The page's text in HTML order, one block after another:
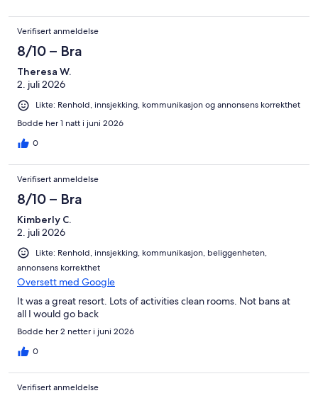
Verifisert anmeldelse
8/10 – Bra
Theresa W.
2. juli 2026
Likte: Renhold, innsjekking, kommunikasjon og annonsens korrekthet
Bodde her 1 natt i juni 2026
0
Verifisert anmeldelse
8/10 – Bra
Kimberly C.
2. juli 2026
Likte: Renhold, innsjekking, kommunikasjon, beliggenheten,
annonsens korrekthet
Oversett med Google
It was a great resort. Lots of activities clean rooms. Not bans at
all I would go back
Bodde her 2 netter i juni 2026
0
Verifisert anmeldelse